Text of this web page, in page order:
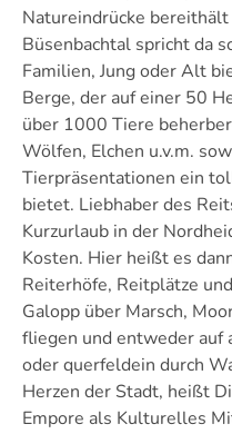
Natureindrücke
Büsenbachtal spricht da
Familien, Jung oder Alt
Berge, der auf einer 50
über 1000 Tiere
Wölfen, Elchen u.v.m.
Tierpräsentationen ein
bietet. Liebhaber des
Kurzurlaub in der
Kosten. Hier heißt es
Reiterhöfe, Reitplätze
Galopp über Marsch,
fliegen und entweder auf
oder querfeldein durch
Herzen der Stadt, heißt
Empore als Kulturelles